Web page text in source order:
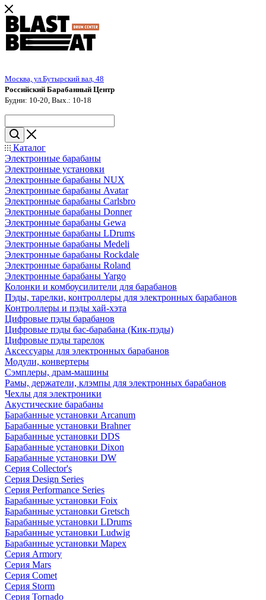
Москва, ул.Бутырский вал, 48
Российский Барабанный Центр
Будни: 10-20, Вых.: 10-18
Каталог
Электронные барабаны
Электронные установки
Электронные барабаны NUX
Электронные барабаны Avatar
Электронные барабаны Carlsbro
Электронные барабаны Donner
Электронные барабаны Gewa
Электронные барабаны LDrums
Электронные барабаны Medeli
Электронные барабаны Rockdale
Электронные барабаны Roland
Электронные барабаны Yargo
Колонки и комбоусилители для барабанов
Пэды, тарелки, контроллеры для электронных барабанов
Контроллеры и пэды хай-хэта
Цифровые пэды барабанов
Цифровые пэды бас-барабана (Кик-пэды)
Цифровые пэды тарелок
Аксессуары для электронных барабанов
Модули, конвертеры
Сэмплеры, драм-машины
Рамы, держатели, клэмпы для электронных барабанов
Чехлы для электроники
Акустические барабаны
Барабанные установки Arcanum
Барабанные установки Brahner
Барабанные установки DDS
Барабанные установки Dixon
Барабанные установки DW
Серия Collector's
Серия Design Series
Серия Performance Series
Барабанные установки Foix
Барабанные установки Gretsch
Барабанные установки LDrums
Барабанные установки Ludwig
Барабанные установки Mapex
Серия Armory
Серия Mars
Серия Comet
Серия Storm
Серия Tornado